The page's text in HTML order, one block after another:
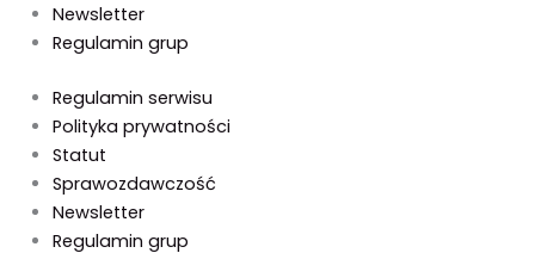
Newsletter
Regulamin grup
Regulamin serwisu
Polityka prywatności
Statut
Sprawozdawczość
Newsletter
Regulamin grup